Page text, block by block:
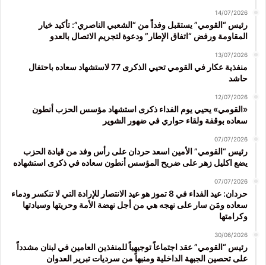
14/07/2026
رئيس “القومي” يستقبل وفداً من “الشعبي الناصري”: تأكيد خيار
المقاومة ورفض “اتفاق الإطار” ودعوة لتجريم الاتصال بالعدو
13/07/2026
منفذية عكار في القومي تحيي الذكرى 77 لاستشهاد سعاده باحتفال
حاشد
12/07/2026
«القومي» يحيي يوم الفداء ذكرى استشهاد مؤسس الحزب أنطون
سعاده بوقفة ولقاء حواري في ضهور الشوير
07/07/2026
رئيس “القومي” الأمين اسعد حردان على رأس وفد من قيادة الحزب
يضع اكليل زهر على ضريح المؤسس أنطون سعاده في ذكرى استشهاده
07/07/2026
حردان: عيد الفداء في 8 تموز هو عيد الانتصار للإرادة التي لا تنكسر ودماء
سعاده ومَن سار على نهجه هي من أجل نهضة الأمة وحريتها وسيادتها
وكرامتها
30/06/2026
رئيس “القومي” عقد اجتماعاً توجيهياً للمنفذين العامين في لبنان مشدداً
على تحصين الجبهة الداخلية ومنبهاً من سرديات تبرير العدوان